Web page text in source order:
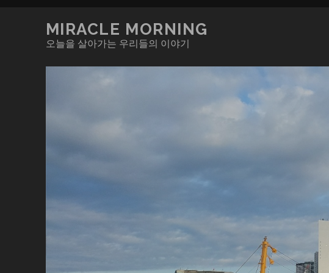
MIRACLE MORNING
오늘을 살아가는 우리들의 이야기